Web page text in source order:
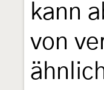
kann
von